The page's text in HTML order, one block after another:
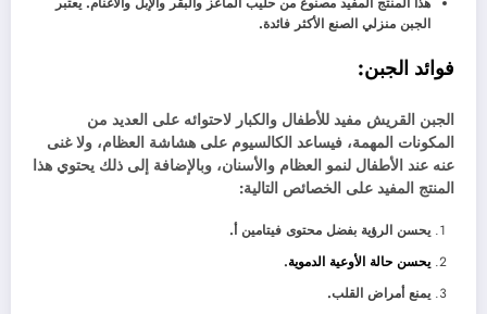
الجبن منزلي الصنع الأكثر فائدة.
فوائد الجبن:
الجبن القريش مفيد للأطفال والكبار لاحتوائه على العديد من
المكونات المهمة، فيساعد الكالسيوم على هشاشة العظام، ولا غنى
عنه عند الأطفال لنمو العظام والأسنان، وبالإضافة إلى ذلك يحتوي هذا
المنتج المفيد على الخصائص التالية:
يحسن الرؤية بفضل محتوى فيتامين أ.
يحسن حالة الأوعية الدموية.
يمنع أمراض القلب.